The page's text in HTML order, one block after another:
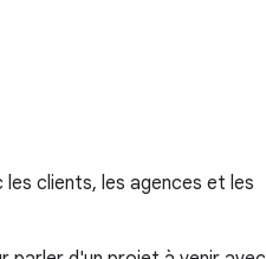
clients, les agences et les